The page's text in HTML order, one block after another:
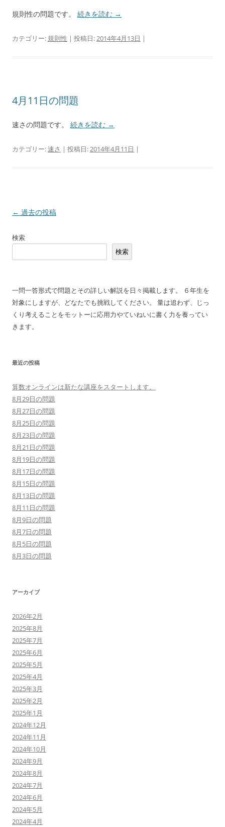
規則性の問題です。 続きを読む →
カテゴリー: 規則性 | 投稿日:2014年4月13日 |
4月11日の問題
速さの問題です。 続きを読む →
カテゴリー:速さ | 投稿日:2014年4月11日 |
投
ナ
ョ
ン
← 過去の投稿
検索
検索
一問一答形式で問題とその詳しい解説を日々掲載します。 ６年生を
対象にしますが、どなたでも挑戦してください。 量は追わず、じっ
くり考えることをモットーに応用力やていねいに書く力を養ってい
きます。
最近の投稿
算数オンラインは新たな講座をスタートします。
8月29日の問題
8月27日の問題
8月25日の問題
8月23日の問題
8月21日の問題
8月19日の問題
8月17日の問題
8月15日の問題
8月13日の問題
8月11日の問題
8月9日の問題
8月7日の問題
8月5日の問題
8月3日の問題
アーカイブ
2026年2月
2025年8月
2025年7月
2025年6月
2025年5月
2025年4月
2025年3月
2025年2月
2025年1月
2024年12月
2024年11月
2024年10月
2024年9月
2024年8月
2024年7月
2024年6月
2024年5月
2024年4月